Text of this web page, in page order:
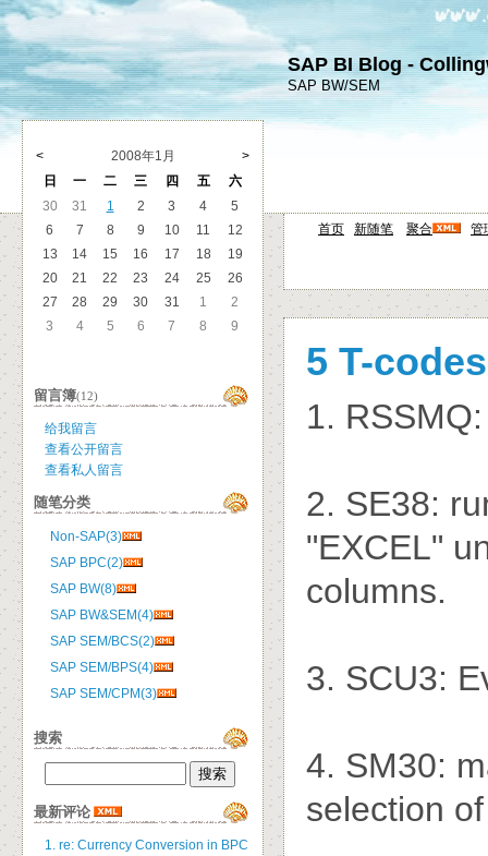
SAP BI Blog -
SAP BW/SEM
首页 新随笔 聚合 管
5 T-codes
1.
2. SE38:
"EXCEL"
columns.
3. SCU3:
4. SM30:
selection
< 2008年1月
>
日
一 二 三 四 五
六
30
31 1 2 3 4
5
6
7 8 9 10 11
12
13
14 15 16 17 18
19
20
21 22 23 24 25
26
27
28 29 30 31 1
2
3
4 5 6 7 8 9
留言簿(12)
给我留言
查看公开留言
查看私人留言
随笔分类
Non-SAP(3)
SAP BPC(2)
SAP BW(8)
SAP BW&SEM(4)
SAP SEM/BCS(2)
SAP SEM/BPS(4)
SAP SEM/CPM(3)
搜索
最新评论
1. re: Currency Conversion in BPC